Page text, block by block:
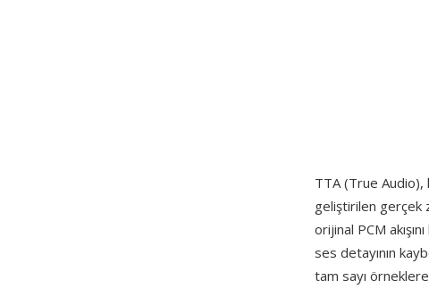
TTA (True Audio),
geliştirilen gerçek
orijinal PCM
ses detayının
tam sayı